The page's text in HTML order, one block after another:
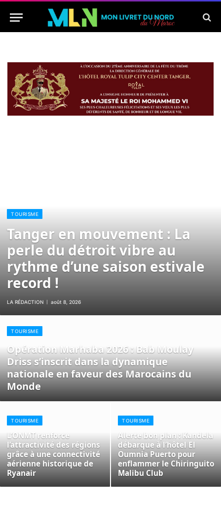
TOURISME
Tanger en mouvement : La
perle du détroit vibre au
rythme d’une saison estivale
record !
LA RÉDACTION août 8, 2026
TOURISME
Opération Marhaba 2026 : Bab Moulay
Driss s’inscrit dans la dynamique
nationale en faveur des Marocains du
Monde
TOURISME
L’ONMT renforce
l’attractivité des régions
grâce à une connectivité
aérienne historique de
Ryanair
TOURISME
Alerte bon plan : Kandela
débarque à l’hôtel El
Oumnia Puerto pour
enflammer le Chiringuito
Malibu Club